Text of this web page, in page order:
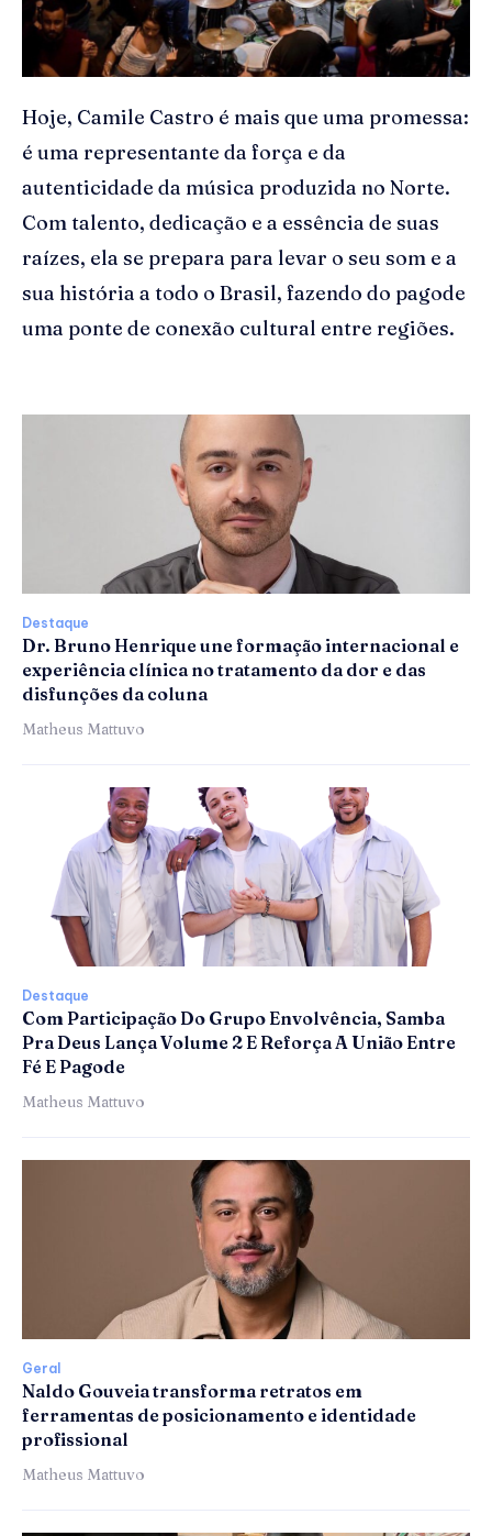
Hoje, Camile Castro é mais que uma promessa:
é uma representante da força e da
autenticidade da música produzida no Norte.
Com talento, dedicação e a essência de suas
raízes, ela se prepara para levar o seu som e a
sua história a todo o Brasil, fazendo do pagode
uma ponte de conexão cultural entre regiões.
Destaque
Dr. Bruno Henrique une formação internacional e
experiência clínica no tratamento da dor e das
disfunções da coluna
Matheus Mattuvo
Destaque
Com Participação Do Grupo Envolvência, Samba
Pra Deus Lança Volume 2 E Reforça A União Entre
Fé E Pagode
Matheus Mattuvo
Geral
Naldo Gouveia transforma retratos em
ferramentas de posicionamento e identidade
profissional
Matheus Mattuvo